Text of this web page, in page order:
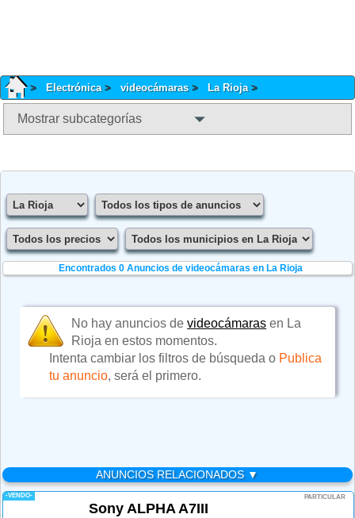
Electrónica videocámaras La Rioja
Mostrar subcategorías
Encontrados 0Anuncios de videocámaras en La Rioja
No hay anuncios devideocámaras en La
Rioja en estos momentos.
Intenta cambiar los filtros de búsqueda o Publica
tu anuncio, será el primero.
ANUNCIOS RELACIONADOS ▼
-VENDO- PARTICULAR
Sony ALPHA A7III